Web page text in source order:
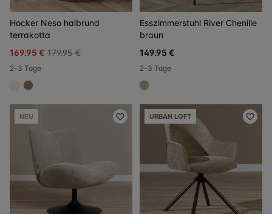
Hocker Neso halbrund
terrakotta
169.95 € 179.95 €
2-3 Tage
#f5f3ef
#967b6a
Esszimmerstuhl River Chenille
braun
149.95 €
2-3 Tage
#c4ad8d
NEU URBAN LOFT